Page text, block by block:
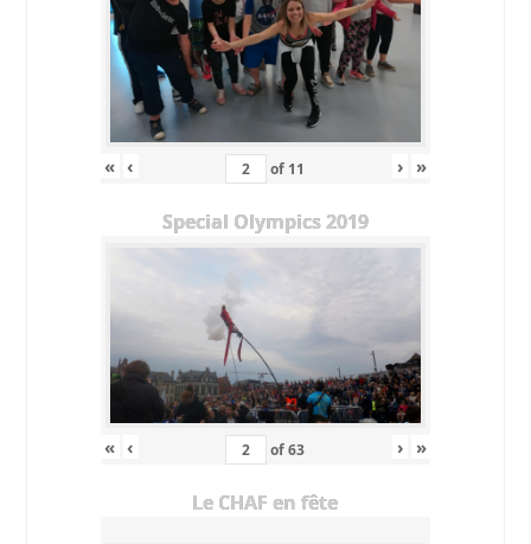
« ‹ of 11 › »
Special Olympics 2019
« ‹ of63 › »
Le CHAF en fête